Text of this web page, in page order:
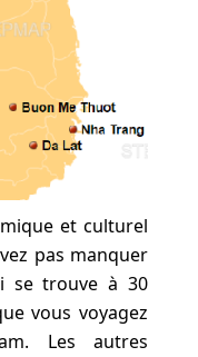
et culturel
pas manquer
se trouve à 30
vous voyagez
Les autres